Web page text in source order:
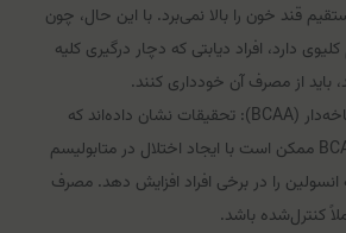
قند خون را بالا نمی‌برد. با این حال، چون
دارد، افراد دیابتی که دچار درگیری کلیه
باید از مصرف آن خودداری کنند.
آمینواسیدهای شاخه‌دار (BCAA): تحقیقات نشان داده‌اند که
مصرف بی‌رویه BCAA ممکن است با ایجاد اختلال در متابولیسم
انسولین را در برخی افراد افزایش دهد. مصرف
کنترل‌شده باشد.